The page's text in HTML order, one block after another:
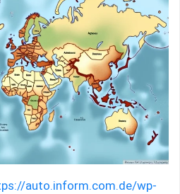
auto.inform.com.de/wp-